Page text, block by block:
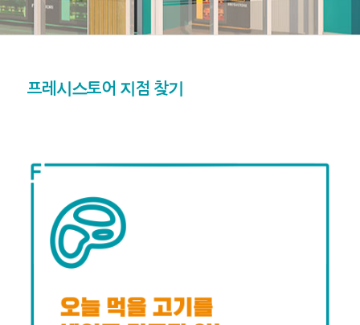
프레시스토어 지점 찾기